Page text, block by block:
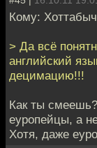
Кому:
> Да всё
английский
децимацию!!!
Как ты
еуропейцы, а
Хотя, даже